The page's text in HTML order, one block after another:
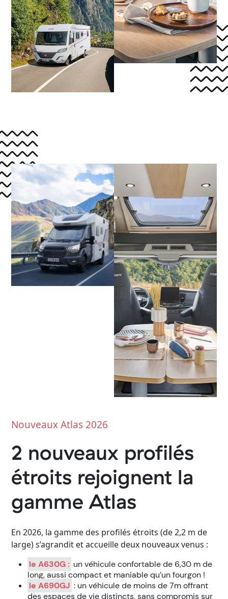
Nouveaux Atlas 2026
2 nouveaux profilés
étroits rejoignent la
gamme Atlas
En 2026, la gamme des profilés étroits (de 2,2 m de
large) s’agrandit et accueille deux nouveaux venus :
le A630G : un véhicule confortable de 6,30 m de
long, aussi compact et maniable qu’un fourgon !
le A690GJ : un véhicule de moins de 7m offrant
des espaces de vie distincts, sans compromis sur